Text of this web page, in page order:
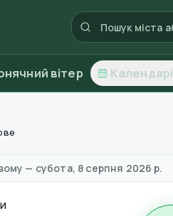
вітер Календарі
та якість повітря
— субота, 8 серпня 2026 р.